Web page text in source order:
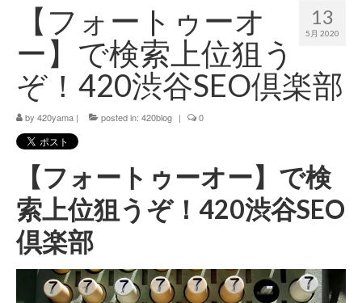
420 shibuya_info
420 shibuya_access
420 shibuya_shop
Instagram:420shibuya_official
About:FOUR TWENTY SHIBUYA
YouTube:420shibuya
420 Blog Full
www.h4wp.com
420friendly 通販
13
5月 2020
【フォートゥーオ
ー】で検索上位狙う
ぞ！420渋谷SEO倶楽部
by 420yama | posted in: 420blog | 0
【フォートゥーオー】で検
索上位狙うぞ！420渋谷SEO
倶楽部